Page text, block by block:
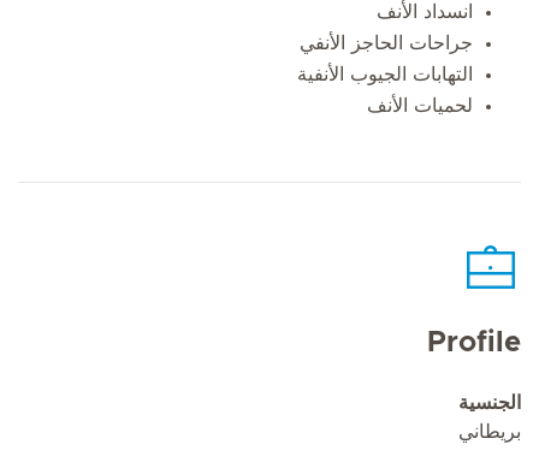
انسداد الأنف
جراحات الحاجز الأنفي
التهابات الجيوب الأنفية
لحميات الأنف
Profile
الجنسية
بريطاني